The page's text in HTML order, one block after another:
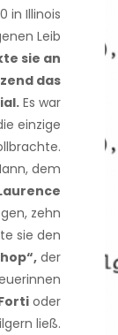
in Illinois
Leib
sie an
das
Es war
einzige
dem
zehn
sie den
der
oder
ließ.